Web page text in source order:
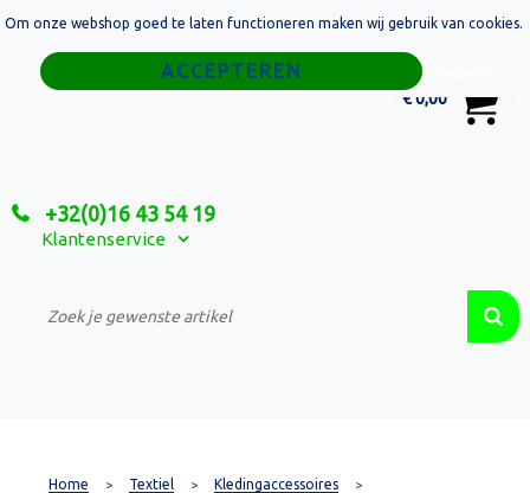
€ 0,00
+32(0)16 43 54 19
Klantenservice
Home
Relatiegeschenken
Custom Made Projecten
Home > Textiel > Kledingaccessoires >
Om onze webshop goed te laten functioneren maken wij gebruik van cookies.